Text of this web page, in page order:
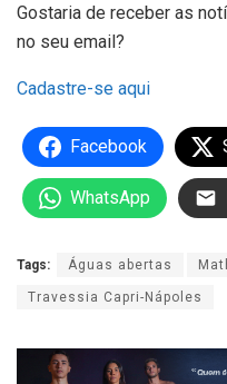
Gostaria de receber as
no seu email?
Cadastre-se aqui
Facebook
WhatsApp
Tags: Águas abertas
Travessia Capri-Nápoles